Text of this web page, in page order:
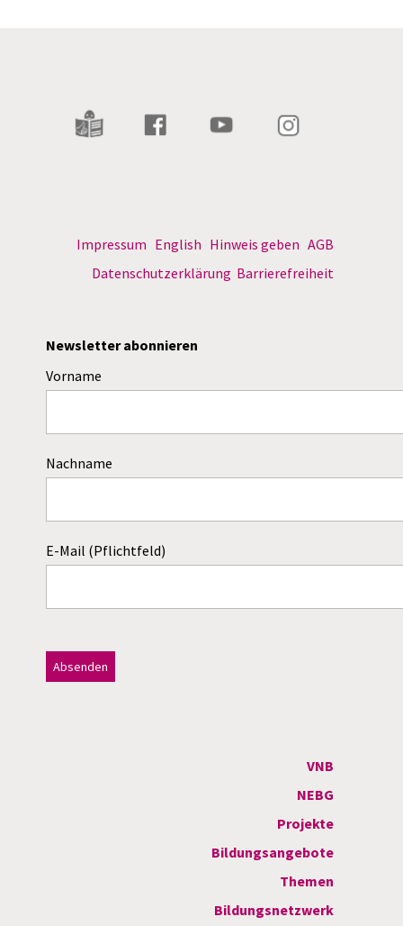
Impressum English Hinweis geben AGB
Datenschutzerklärung Barrierefreiheit
Newsletter abonnieren
Vorname
Nachname
E-Mail (Pflichtfeld)
VNB
NEBG
Projekte
Bildungsangebote
Themen
Bildungsnetzwerk